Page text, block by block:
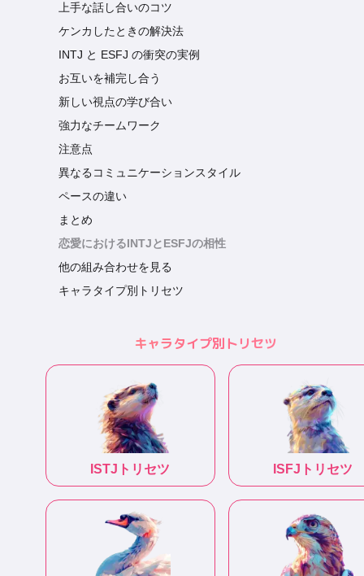
上手な話し合いのコツ
ケンカしたときの解決法
INTJ と ESFJ の衝突の実例
お互いを補完し合う
新しい視点の学び合い
強力なチームワーク
注意点
異なるコミュニケーションスタイル
ペースの違い
まとめ
恋愛におけるINTJとESFJの相性
他の組み合わせを見る
キャラタイプ別トリセツ
キャラタイプ別トリセツ
ISTJ トリセツ ISFJ トリセツ